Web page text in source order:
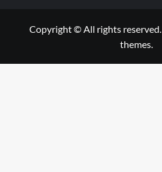
Copyright © All rights reserved.
themes.